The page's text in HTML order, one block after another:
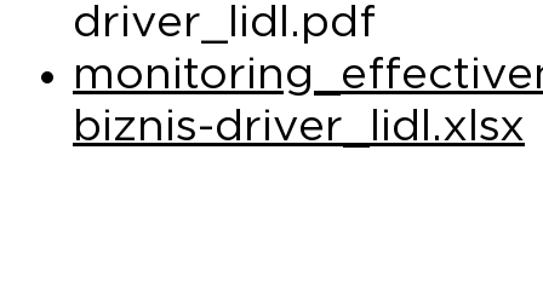
driver_lidl.pdf
biznis-driver_lidl.xlsx